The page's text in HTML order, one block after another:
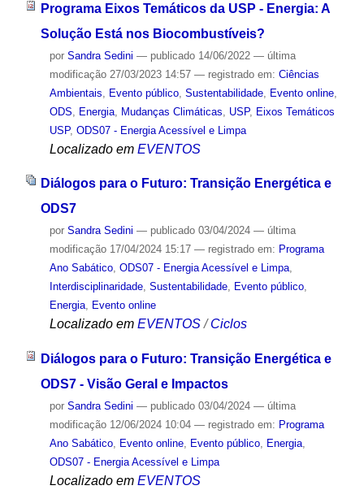
Programa Eixos Temáticos da USP - Energia: A
Solução Está nos Biocombustíveis?
por Sandra Sedini — publicado14/06/2022 — última
modificação27/03/2023 14:57 — registrado em: Ciências
Ambientais
Evento público, Sustentabilidade, Evento online,
ODS
Energia, Mudanças Climáticas USP, Eixos Temáticos
USP, ODS07 - Energia Acessível e Limpa
Localizado em EVENTOS
Diálogos para o Futuro: Transição Energética e
ODS7
por Sandra Sedini — publicado03/04/2024 — última
modificação17/04/2024 15:17 — registrado em: Programa
Ano Sabático, ODS07 - Energia Acessível e Limpa,
Interdisciplinaridade, Sustentabilidade, Evento público,
Energia, Evento online
Localizado em EVENTOS / Ciclos
Diálogos para o Futuro: Transição Energética e
ODS7 - Visão Geral e Impactos
por Sandra Sedini — publicado03/04/2024 — última
modificação12/06/2024 10:04 — registrado em: Programa
Ano Sabático, Evento online, Evento público, Energia,
ODS07 - Energia Acessível e Limpa
Localizado em EVENTOS